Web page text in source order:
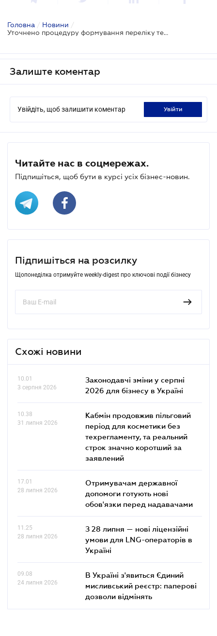
Головна / Новини /
Уточнено процедуру формування переліку територій, на яких ведуться (велися) бойові дії або тимчасово окупованих
Залиште коментар
Увійдіть, щоб залишити коментар увійти
Читайте нас в соцмережах.
Підпишіться, щоб бути в курсі усіх бізнес-новин.
Підпишіться на розсилку
Щопонеділка отримуйте weekly-digest про ключові події бізнесу
Схожі новини
10.01
3 серпня 2026
Законодавчі зміни у серпні
2026 для бізнесу в Україні
10.38
31 липня 2026
Кабмін продовжив пільговий
період для косметики без
техрегламенту, та реальний
строк значно коротший за
заявлений
17.01
28 липня 2026
Отримувачам державної
допомоги готують нові
обов'язки перед надавачами
11.25
28 липня 2026
З 28 липня — нові ліцензійні
умови для LNG-операторів в
Україні
09.08
24 липня 2026
В Україні з'явиться Єдиний
мисливський реєстр: паперові
дозволи відмінять